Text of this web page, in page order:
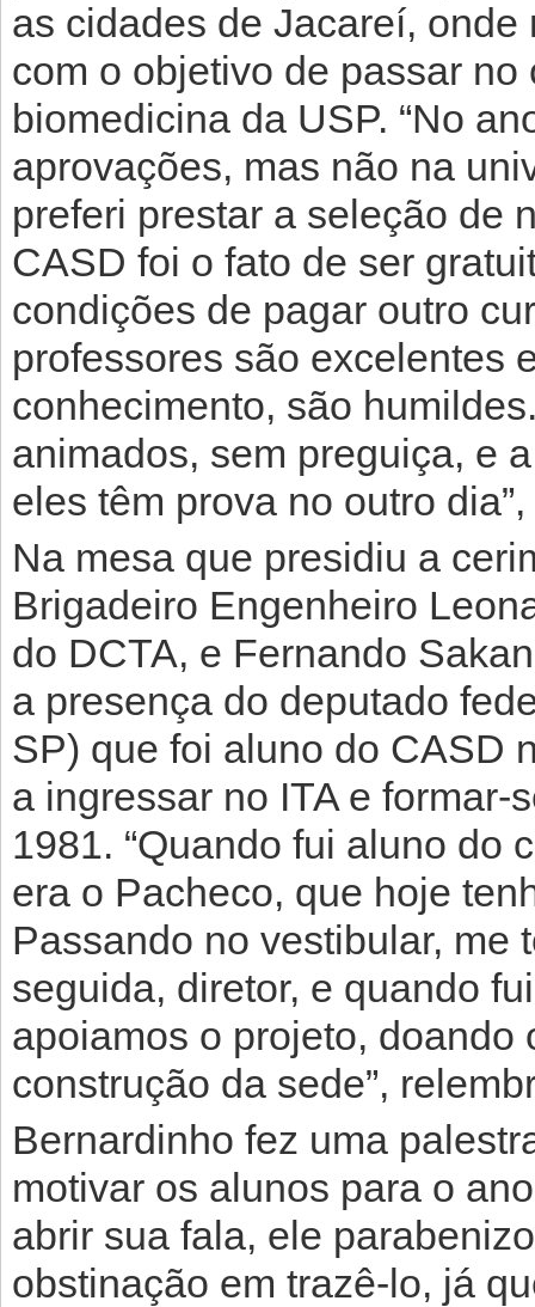
as cidades de Jacareí,
com o objetivo de passar
biomedicina da USP. “No
aprovações, mas não na
preferi prestar a seleção de
CASD foi o fato de ser
condições de pagar outro
professores são excelentes
conhecimento, são
animados, sem preguiça, e
eles têm prova no outro
Na mesa que presidiu a
Brigadeiro Engenheiro
do DCTA, e Fernando
a presença do deputado
SP) que foi aluno do CASD
a ingressar no ITA e
1981. “Quando fui aluno do
era o Pacheco, que hoje
Passando no vestibular, me
seguida, diretor, e quando
apoiamos o projeto, doando
construção da sede”,
Bernardinho fez uma
motivar os alunos para o
abrir sua fala, ele
obstinação em trazê-lo, já